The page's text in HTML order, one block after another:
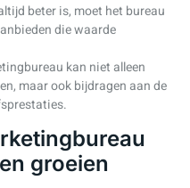
beter is, moet het bureau
die waarde
kan niet alleen
maar ook bijdragen aan de
groeien